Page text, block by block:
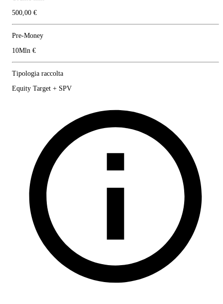
500,00 €
Pre-Money
10Mln €
Tipologia raccolta
Equity Target + SPV